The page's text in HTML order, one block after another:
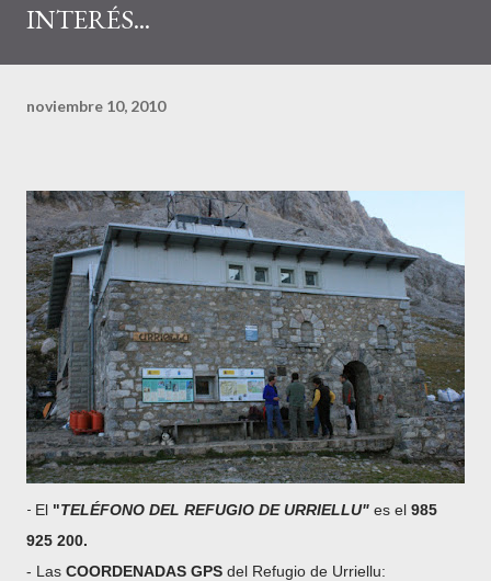
INTERÉS...
noviembre 10, 2010
- El "TELÉFONO DEL REFUGIO DE URRIELLU" es el 985
925 200.
- Las COORDENADAS GPS del Refugio de Urriellu: